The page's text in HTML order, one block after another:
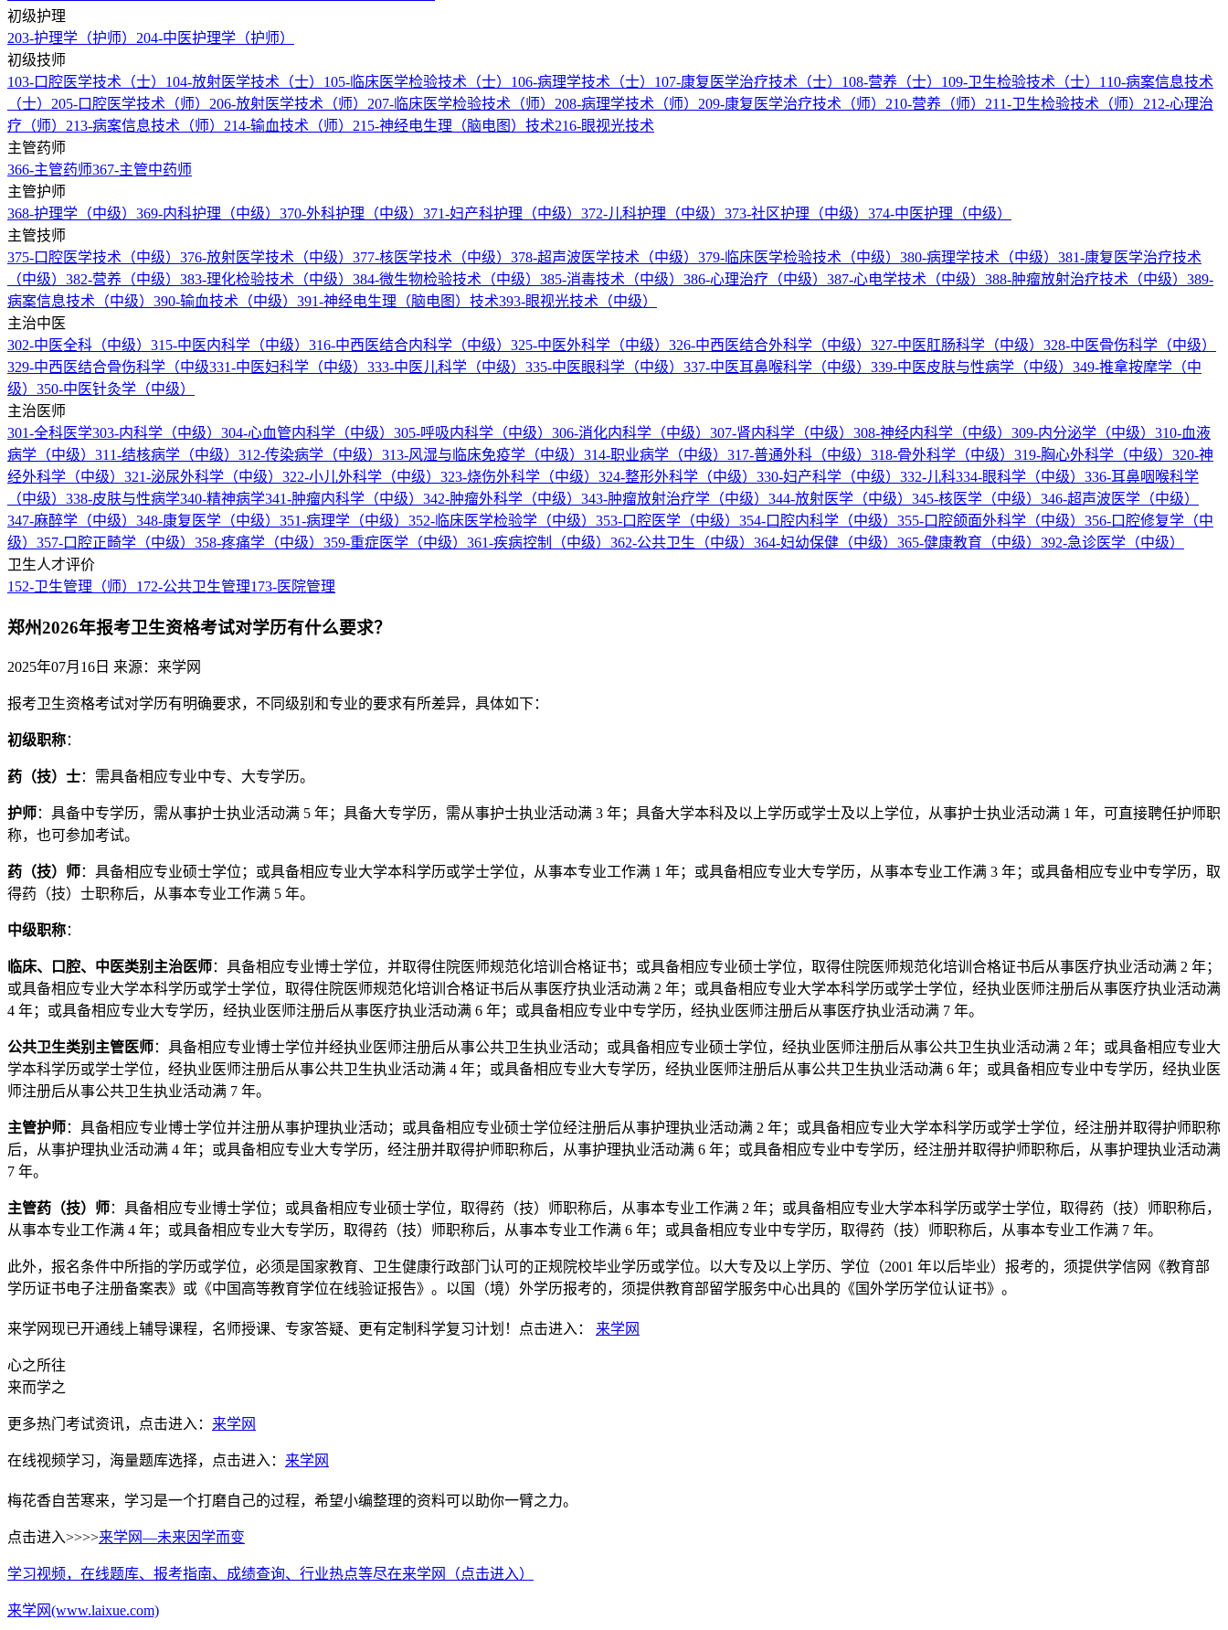
初级护理
203-护理学（护师） 204-中医护理学（护师）
初级技师
103-口腔医学技术（士） 104-放射医学技术（士） 105-临床医学检验技术（士） 106-病理学技术（士） 107-康复医学治疗技术（士） 108-营养（士） 109-卫生检验技术（士） 110-病案信息技术
（士） 205-口腔医学技术（师） 206-放射医学技术（师） 207-临床医学检验技术（师） 208-病理学技术（师） 209-康复医学治疗技术（师） 210-营养（师） 211-卫生检验技术（师） 212-心理治
疗（师） 213-病案信息技术（师） 214-输血技术（师） 215-神经电生理（脑电图）技术216-眼视光技术
主管药师
366-主管药师367-主管中药师
主管护师
368-护理学（中级） 369-内科护理（中级） 370-外科护理（中级） 371-妇产科护理（中级） 372-儿科护理（中级） 373-社区护理（中级） 374-中医护理（中级）
主管技师
375-口腔医学技术（中级） 376-放射医学技术（中级） 377-核医学技术（中级） 378-超声波医学技术（中级） 379-临床医学检验技术（中级） 380-病理学技术（中级） 381-康复医学治疗技术
（中级） 382-营养（中级） 383-理化检验技术（中级） 384-微生物检验技术（中级） 385-消毒技术（中级） 386-心理治疗（中级） 387-心电学技术（中级） 388-肿瘤放射治疗技术（中级） 389-
病案信息技术（中级） 390-输血技术（中级） 391-神经电生理（脑电图）技术393-眼视光技术（中级）
主治中医
302-中医全科（中级） 315-中医内科学（中级） 316-中西医结合内科学（中级） 325-中医外科学（中级） 326-中西医结合外科学（中级） 327-中医肛肠科学（中级） 328-中医骨伤科学（中级）
329-中西医结合骨伤科学（中级331-中医妇科学（中级） 333-中医儿科学（中级） 335-中医眼科学（中级） 337-中医耳鼻喉科学（中级） 339-中医皮肤与性病学（中级） 349-推拿按摩学（中
级） 350-中医针灸学（中级）
主治医师
301-全科医学303-内科学（中级） 304-心血管内科学（中级） 305-呼吸内科学（中级） 306-消化内科学（中级） 307-肾内科学（中级） 308-神经内科学（中级） 309-内分泌学（中级） 310-血液
病学（中级） 311-结核病学（中级） 312-传染病学（中级） 313-风湿与临床免疫学（中级） 314-职业病学（中级） 317-普通外科（中级） 318-骨外科学（中级） 319-胸心外科学（中级） 320-神
经外科学（中级） 321-泌尿外科学（中级） 322-小儿外科学（中级） 323-烧伤外科学（中级） 324-整形外科学（中级） 330-妇产科学（中级） 332-儿科334-眼科学（中级） 336-耳鼻咽喉科学
（中级） 338-皮肤与性病学340-精神病学341-肿瘤内科学（中级） 342-肿瘤外科学（中级） 343-肿瘤放射治疗学（中级） 344-放射医学（中级） 345-核医学（中级） 346-超声波医学（中级）
347-麻醉学（中级） 348-康复医学（中级） 351-病理学（中级） 352-临床医学检验学（中级） 353-口腔医学（中级） 354-口腔内科学（中级） 355-口腔颌面外科学（中级） 356-口腔修复学（中
级） 357-口腔正畸学（中级） 358-疼痛学（中级） 359-重症医学（中级） 361-疾病控制（中级） 362-公共卫生（中级） 364-妇幼保健（中级） 365-健康教育（中级） 392-急诊医学（中级）
卫生人才评价
152-卫生管理（师） 172-公共卫生管理173-医院管理
郑州2026年报考卫生资格考试对学历有什么要求？
2025年07月16日 来源：来学网
报考卫生资格考试对学历有明确要求，不同级别和专业的要求有所差异，具体如下：
初级职称：
药（技）士：需具备相应专业中专、大专学历。
护师：具备中专学历，需从事护士执业活动满 5 年；具备大专学历，需从事护士执业活动满 3 年；具备大学本科及以上学历或学士及以上学位，从事护士执业活动满 1 年，可直接聘任护师职
称，也可参加考试。
药（技）师：具备相应专业硕士学位；或具备相应专业大学本科学历或学士学位，从事本专业工作满 1 年；或具备相应专业大专学历，从事本专业工作满 3 年；或具备相应专业中专学历，取
得药（技）士职称后，从事本专业工作满 5 年。
中级职称：
临床、口腔、中医类别主治医师：具备相应专业博士学位，并取得住院医师规范化培训合格证书；或具备相应专业硕士学位，取得住院医师规范化培训合格证书后从事医疗执业活动满 2 年；
或具备相应专业大学本科学历或学士学位，取得住院医师规范化培训合格证书后从事医疗执业活动满 2 年；或具备相应专业大学本科学历或学士学位，经执业医师注册后从事医疗执业活动满
4 年；或具备相应专业大专学历，经执业医师注册后从事医疗执业活动满 6 年；或具备相应专业中专学历，经执业医师注册后从事医疗执业活动满 7 年。
公共卫生类别主管医师：具备相应专业博士学位并经执业医师注册后从事公共卫生执业活动；或具备相应专业硕士学位，经执业医师注册后从事公共卫生执业活动满 2 年；或具备相应专业大
学本科学历或学士学位，经执业医师注册后从事公共卫生执业活动满 4 年；或具备相应专业大专学历，经执业医师注册后从事公共卫生执业活动满 6 年；或具备相应专业中专学历，经执业医
师注册后从事公共卫生执业活动满 7 年。
主管护师：具备相应专业博士学位并注册从事护理执业活动；或具备相应专业硕士学位经注册后从事护理执业活动满 2 年；或具备相应专业大学本科学历或学士学位，经注册并取得护师职称
后，从事护理执业活动满 4 年；或具备相应专业大专学历，经注册并取得护师职称后，从事护理执业活动满 6 年；或具备相应专业中专学历，经注册并取得护师职称后，从事护理执业活动满
7 年。
主管药（技）师：具备相应专业博士学位；或具备相应专业硕士学位，取得药（技）师职称后，从事本专业工作满 2 年；或具备相应专业大学本科学历或学士学位，取得药（技）师职称后，
从事本专业工作满 4 年；或具备相应专业大专学历，取得药（技）师职称后，从事本专业工作满 6 年；或具备相应专业中专学历，取得药（技）师职称后，从事本专业工作满 7 年。
此外，报名条件中所指的学历或学位，必须是国家教育、卫生健康行政部门认可的正规院校毕业学历或学位。以大专及以上学历、学位（2001 年以后毕业）报考的，须提供学信网《教育部
学历证书电子注册备案表》或《中国高等教育学位在线验证报告》。以国（境）外学历报考的，须提供教育部留学服务中心出具的《国外学历学位认证书》。
来学网现已开通线上辅导课程，名师授课、专家答疑、更有定制科学复习计划！点击进入： 来学网
心之所往
来而学之
更多热门考试资讯，点击进入： 来学网
在线视频学习，海量题库选择，点击进入： 来学网
梅花香自苦寒来，学习是一个打磨自己的过程，希望小编整理的资料可以助你一臂之力。
点击进入>>>>来学网—未来因学而变
学习视频，在线题库、报考指南、成绩查询、行业热点等尽在来学网（点击进入）
来学网(www.laixue.com)